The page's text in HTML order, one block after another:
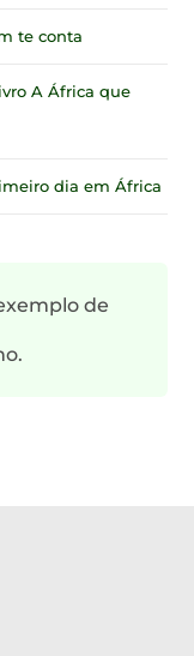
te conta
A África que
dia em África
de